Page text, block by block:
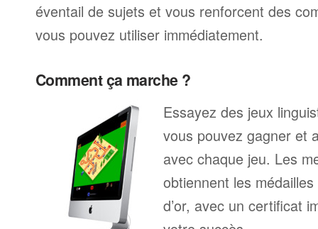
éventail de sujets et vous renforcent des
vous pouvez utiliser immédiatement.
Comment ça marche ?
Essayez des jeux
vous pouvez gagner et
avec chaque jeu. Les
obtiennent les
d’or, avec un certificat